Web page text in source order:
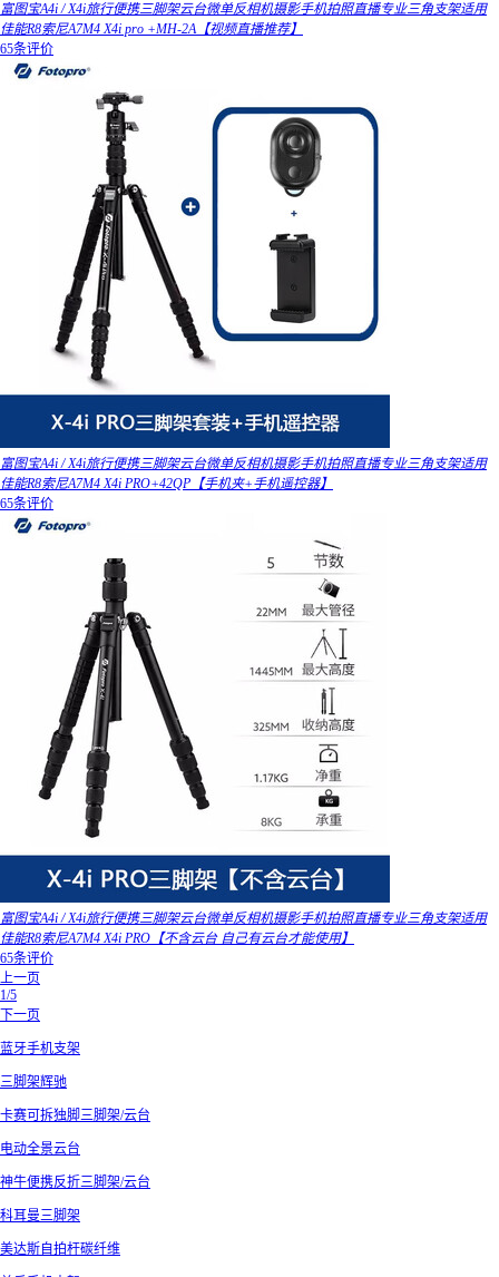
富图宝A4i / X4i旅行便携三脚架云台微单反相机摄影手机拍照直播专业三角支架适用
佳能R8索尼A7M4 X4i pro +MH-2A【视频直播推荐】
65条评价
富图宝A4i / X4i旅行便携三脚架云台微单反相机摄影手机拍照直播专业三角支架适用
佳能R8索尼A7M4 X4i PRO+42QP【手机夹+手机遥控器】
65条评价
富图宝A4i / X4i旅行便携三脚架云台微单反相机摄影手机拍照直播专业三角支架适用
佳能R8索尼A7M4 X4i PRO【不含云台 自己有云台才能使用】
65条评价
上一页
1/5
下一页
蓝牙手机支架
三脚架辉驰
卡赛可拆独脚三脚架/云台
电动全景云台
神牛便携反折三脚架/云台
科耳曼三脚架
美达斯自拍杆碳纤维